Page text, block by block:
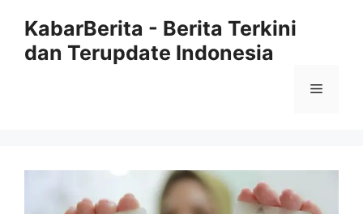
KabarBerita - Berita Terkini
dan Terupdate Indonesia
Menu